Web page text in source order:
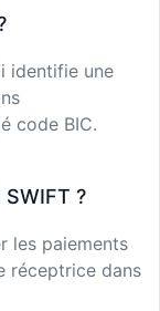
identifie une
code BIC.
?
les paiements
réceptrice dans